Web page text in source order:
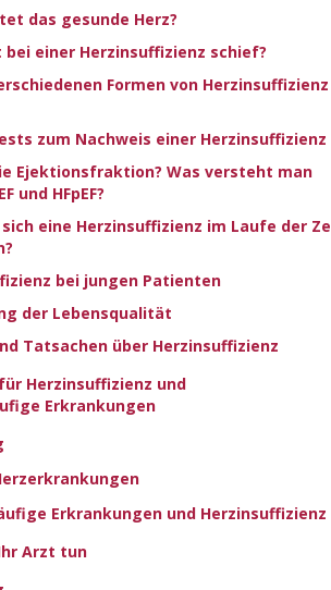
das gesunde Herz?
einer Herzinsuffizienz schief?
Formen von Herzinsuffizienz
zum Nachweis einer Herzinsuffizienz
Ejektionsfraktion? Was versteht man
und HFpEF?
eine Herzinsuffizienz im Laufe der
bei jungen Patienten
der Lebensqualität
Tatsachen über Herzinsuffizienz
Herzinsuffizienz und
Erkrankungen
Erkrankungen und Herzinsuffizienz
Arzt tun
Decrease text size
Print this page
bedeutet, dass eine Person für einen
zu atmen. Patienten mit
häufig unter Schlafstörungen, die
von paroxysmaler Dyspnoe
welche sich typischerweise als
Atemnot im Liegen äußern, was
führen kann. Viele Patienten
dann unterbrechen, setzen sich auf
(und als Schlaf-bezogene
Die häufigsten Formen der
Atmungsstörung sind zentrale
Schlafapnoe oder ein gemischtes
ist für die Diagnosestellung wichtig.
Frage an den Partner, wie der
schläft, einschließlich einer
des Atmungsmusters.
nach Atemstillständen im